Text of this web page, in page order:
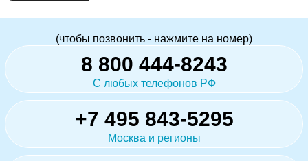
(чтобы позвонить - нажмите на номер)
8 800 444-8243
С любых телефонов РФ
+7 495 843-5295
Москва и регионы